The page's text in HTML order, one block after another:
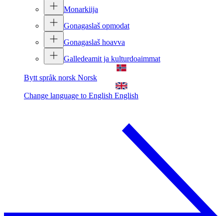
Monarkiija
Gonagaslaš opmodat
Gonagaslaš hoavva
Galledeamit ja kulturdoaimmat
Bytt språk norsk Norsk
Change language to English English